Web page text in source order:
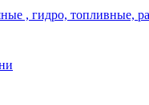
, гидро, топливные,